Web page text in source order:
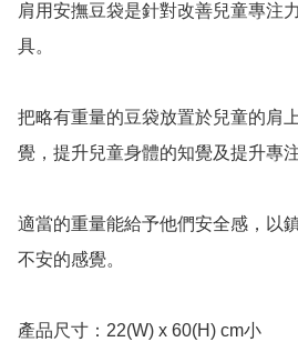
肩用安撫豆袋是針對改善兒童專注
具。
把略有重量的豆袋放置於兒童的肩
覺，提升兒童身體的知覺及提升專
適當的重量能給予他們安全感，以
不安的感覺。
產品尺寸：22(W) x 60(H) cm小